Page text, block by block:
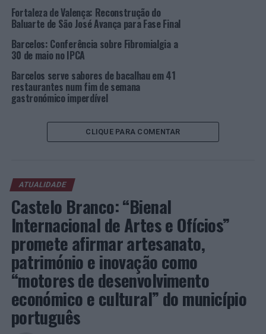
mais profícuo unirem esforços e daí nasceu o Acordo de
Parceria assinado ontem, nos Paços do Concelho de
Barcelos, envolvendo Barcelos, Ponte de Lima, Paredes
de Coura e Valença.
Na sessão realizada em Barcelos, Vasco Ferraz,
presidente da Câmara de Ponte de Lima, agradeceu a
a valorização do Caminho “tem sido uma luta” da qual
não se pode desistir e desafiou os seus congéneres a
Pereira, considera que a aposta no digital pode também
ser uma via para a promoção do Caminho. Já José
Manuel Carpinteira, presidente da Câmara de Valença,
sublinhou o papel central dos presidentes de junta, a
quem deixou uma palavra de reconhecimento e
agradecimento.
O “Projeto de Valorização e Comunicação do Caminho
Português de Santiago” é cofinanciado pelo Fundo
Europeu de Desenvolvimento Regional (FEDER),
integrado no Programa Operacional Regional Norte
Fortaleza de Valença: Reconstrução do
Baluarte de São José Avança para Fase Final
Barcelos: Conferência sobre Fibromialgia a
30 de maio no IPCA
Barcelos serve sabores de bacalhau em 41
restaurantes num fim de semana
gastronómico imperdível
CLIQUE PARA COMENTAR
ATUALIDADE
Castelo Branco: “Bienal
Internacional de Artes e Ofícios”
promete afirmar artesanato,
património e inovação como
“motores de desenvolvimento
económico e cultural” do município
português